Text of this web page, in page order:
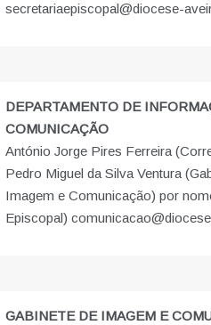
secretariaepiscopal@diocese-
DEPARTAMENTO DE
COMUNICAÇÃO
António Jorge Pires Ferreira
Pedro Miguel da Silva Ventura
Imagem e Comunicação) por
Episcopal)
GABINETE DE IMAGEM E